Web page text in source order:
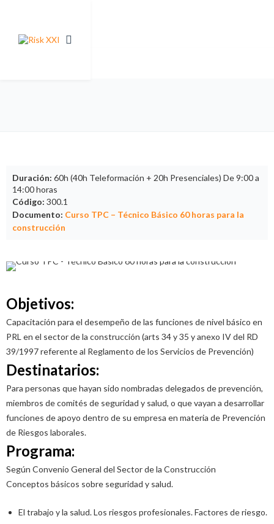
Duración: 60h (40h Teleformación + 20h Presenciales) De 9:00 a
14:00 horas
Código: 300.1
Documento: Curso TPC – Técnico Básico 60 horas para la
construcción
Objetivos:
Capacitación para el desempeño de las funciones de nivel básico en
PRL en el sector de la construcción (arts 34 y 35 y anexo IV del RD
39/1997 referente al Reglamento de los Servicios de Prevención)
Destinatarios:
Para personas que hayan sido nombradas delegados de prevención,
miembros de comités de seguridad y salud, o que vayan a desarrollar
funciones de apoyo dentro de su empresa en materia de Prevención
de Riesgos laborales.
Programa:
Según Convenio General del Sector de la Construcción
Conceptos básicos sobre seguridad y salud.
El trabajo y la salud. Los riesgos profesionales. Factores de riesgo.